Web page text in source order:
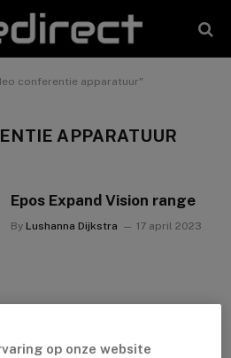
conferentie apparatuur"
APPARATUUR
Epos Expand Vision range
By Lushanna Dijkstra 17 april 2023
op onze website